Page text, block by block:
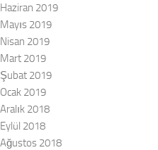
Haziran 2019
Mayıs 2019
Nisan 2019
Mart 2019
Şubat 2019
Ocak 2019
Aralık 2018
Eylül 2018
Ağustos 2018